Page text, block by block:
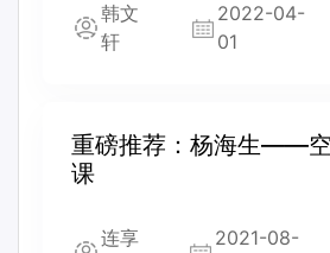
韩文
轩
2022-04-
01
重磅推荐：杨海生——
课
连享
2021-08-